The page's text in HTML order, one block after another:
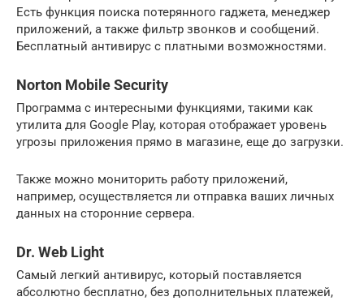
Есть функция поиска потерянного гаджета, менеджер
приложений, а также фильтр звонков и сообщений.
Бесплатный антивирус с платными возможностями.
Norton Mobile Security
Программа с интересными функциями, такими как
утилита для Google Play, которая отображает уровень
угрозы приложения прямо в магазине, еще до загрузки.
Также можно мониторить работу приложений,
например, осуществляется ли отправка ваших личных
данных на сторонние сервера.
Dr. Web Light
Самый легкий антивирус, который поставляется
абсолютно бесплатно, без дополнительных платежей,